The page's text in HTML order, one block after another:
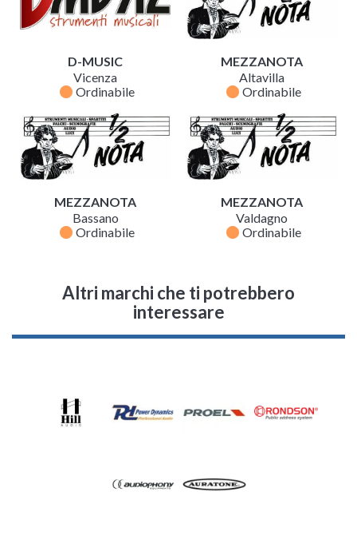
D-MUSIC
Vicenza
fiber_manual_record Ordinabile
MEZZANOTA
Altavilla
fiber_manual_record Ordinabile
MEZZANOTA
Bassano
fiber_manual_record Ordinabile
MEZZANOTA
Valdagno
fiber_manual_record Ordinabile
Altri marchi che ti potrebbero
interessare